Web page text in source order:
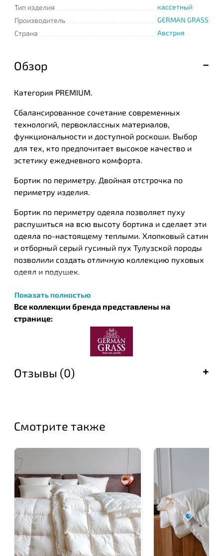
Тип изделия
кассетный
Производитель
GERMAN GRASS
Страна
Австрия
Обзор
Категория PREMIUM.
Сбалансированное сочетание современных
технологий, первоклассных материалов,
функциональности и доступной роскоши. Выбор
для тех, кто предпочитает высокое качество и
эстетику ежедневного комфорта.
Бортик по периметру. Двойная отстрочка по
периметру изделия.
Бортик по периметру одеяла позволяет пуху
распушиться на всю высоту бортика и сделает эти
одеяла по-настоящему теплыми. Хлопковый сатин
и отборный серый гусиный пух Тулузской породы
позволили создать отличную коллекцию пуховых
одеял и подушек.
Стирка при температуре до 30°С.
ТМ German Grass — объединяет в себе опыт
австрийских мастеров-текстильщиков. Секреты их
мастерства, отточенные многолетним опытом,
легли в основу создания современной коллекции
постельных принадлежностей.
Усовершенствованные технологии, тончайшие
роскошных и элегантных постельных
принадлежностей является подбор тканей и
наполнителей, используемых при производстве.
Перед упаковкой каждое изделие ТМ «German
Grass » подвергается тщательной проверке
уполномоченными специалистами, имеющими
сертификат, и удостоверяется личной номерной
печатью.
Показать полностью
Все коллекции бренда представлены на
странице:
Отзывы (0)
Смотрите также